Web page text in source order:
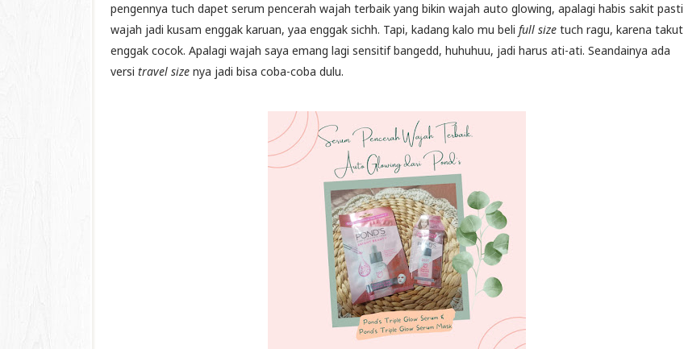
pengennya tuch dapet serum pencerah wajah terbaik yang bikin wajah auto glowing, apalagi habis sakit pasti
wajah jadi kusam enggak karuan, yaa enggak sichh. Tapi, kadang kalo mu beli full size tuch ragu, karena takut
enggak cocok. Apalagi wajah saya emang lagi sensitif bangedd, huhuhuu, jadi harus ati-ati. Seandainya ada
versi travel size nya jadi bisa coba-coba dulu.